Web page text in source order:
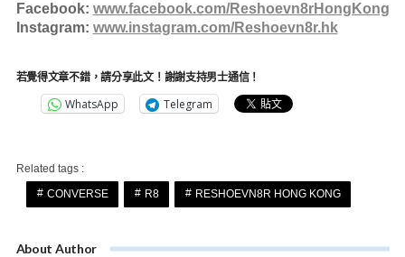
Facebook: www.facebook.com/Reshoevn8rHongKong
Instagram: www.instagram.com/Reshoevn8r.hk
若覺得文章不錯，請分享此文！謝謝支持男士通信！
WhatsApp Telegram
Related tags :
CONVERSE
R8 RESHOEVN8R HONG KONG
About Author